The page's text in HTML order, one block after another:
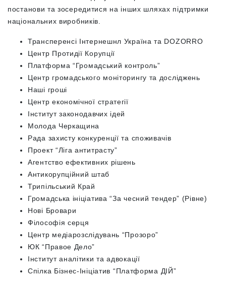
постанови та зосередитися на інших шляхах підтримки
національних виробників.
Трансперенсі Інтернешнл Україна та DOZORRO
Центр Протидії Корупції
Платформа “Громадський контроль”
Центр громадського моніторингу та досліджень
Наші гроші
Центр економічної стратегії
Інститут законодавчих ідей
Молода Черкащина
Рада захисту конкуренції та споживачів
Проект “Ліга антитрасту”
Агентство ефективних рішень
Антикорупційний штаб
Трипільський Край
Громадська ініціатива“За чесний тендер” (Рівне)
Нові Бровари
Філософія серця
Центр медіарозслідувань “Прозоро”
ЮК “Правое Дело”
Інститут аналітики та адвокації
Спілка Бізнес-Ініціатив “Платформа ДІЙ”